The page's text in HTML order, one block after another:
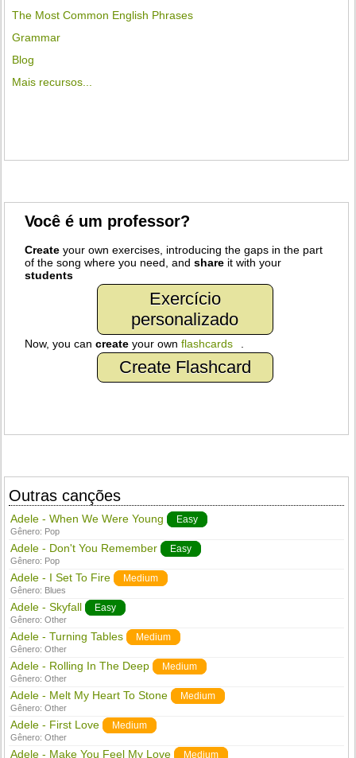
The Most Common English Phrases
Grammar
Blog
Mais recursos...
Você é um professor?
Create your own exercises, introducing the gaps in the part
of the song where you need, andshare it with your
students
Exercício
personalizado
Now, you cancreate your ownflashcards
Create Flashcard
Outras canções
Adele - When We Were Young Easy
Gênero: Pop
Adele - Don't You Remember Easy
Gênero: Pop
Adele - I Set To Fire Medium
Gênero: Blues
Adele - Skyfall Easy
Gênero:Other
Adele - Turning Tables Medium
Gênero:Other
Adele - Rolling In The Deep Medium
Gênero:Other
Adele - Melt My Heart To Stone Medium
Gênero:Other
Adele - First Love Medium
Gênero:Other
Adele - Make You Feel My Love Medium